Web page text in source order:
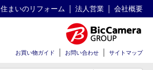
住まいのリフォーム 法人営業 会社概要
お買い物ガイド お問い合わせ サイトマップ